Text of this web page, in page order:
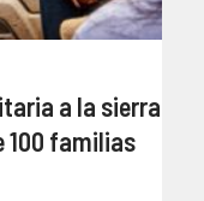
a la sierra
100 familias